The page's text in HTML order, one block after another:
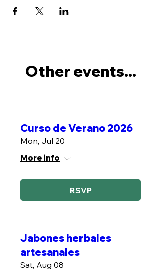
Other events...
Curso de Verano 2026
Mon, Jul 20
More info
RSVP
Jabones herbales
artesanales
Sat, Aug 08